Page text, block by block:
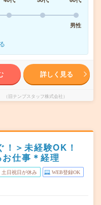
男性
詳しく見る
旧テンプスタッフ株式会社）
＞未経験OK！
仕事＊経理
土日祝日が休み WEB登録OK